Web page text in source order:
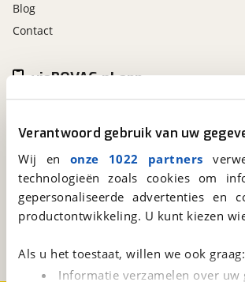
Verantwoord gebruik van uw
Wij en onze 1022 partners
technologieën zoals cookies om
gepersonaliseerde advertenties
productontwikkeling. U kunt kiezen
Als u het toestaat, willen we ook graag:
Informatie verzamelen over
Blog
Contact
viaBOVAG.nl
Kosterijland
15
3981 AJBunnik
viaBOVAG.nl app
Altijd het meest recente aanbod bij de